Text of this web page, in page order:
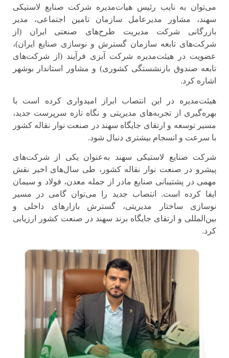
می‌توان به نایب رئیس هیات‌مدیره شرکت صنایع لاستیکی
سهند، مشاور مدیرعامل سازمان تامین اجتماعی، مدیر
بازرگانی شرکت مدیریت طرح‌های صنعتی ایران (از
شرکت‌های تابعه سازمان گسترش و نوسازی صنایع ایران)،
عضویت در هیئت‌مدیره شرکت آبزی فرآیند (از شرکت‌های
تابعه صندوق بازنشستگی کشوری) و مشاور استاندار بوشهر
اشاره کرد.
هیئت‌مدیره در این انتصاب ابراز امیدواری کرده است با
بهره‌گیری از تجربه‌های مدیریتی و نگاه تازه سرپرست جدید،
مسیر توسعه و ارتقای جایگاه سهند در صنعت نوار نقاله کشور
با سرعت و انسجام بیشتری دنبال شود.
شرکت صنایع لاستیکی سهند به‌عنوان یکی از شرکت‌های
پیشرو در صنعت نوار نقاله کشور، طی سال‌های اخیر نقش
مهمی در پشتیبانی صنایع مادر از جمله معدن، فولاد و سیمان
ایفا کرده است. انتصاب جدید را می‌توان گامی در مسیر
نوسازی ساختار مدیریتی، گسترش بازارهای داخلی و
بین‌المللی و ارتقای جایگاه برند سهند در صنعت کشور ارزیابی
کرد.